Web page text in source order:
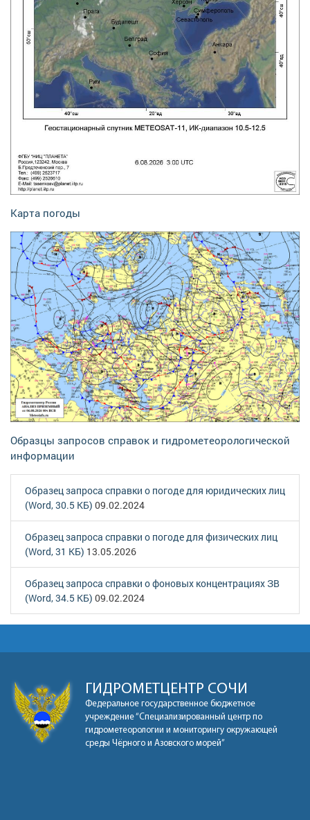
Карта погоды
Образцы запросов справок и гидрометеорологической
информации
Образец запроса справки о погоде для юридических лиц
(Word, 30.5 КБ) 09.02.2024
Образец запроса справки о погоде для физических лиц
(Word, 31 КБ) 13.05.2026
Образец запроса справки о фоновых концентрациях ЗВ
(Word, 34.5 КБ) 09.02.2024
ГИДРОМЕТЦЕНТР СОЧИ
Федеральное государственное бюджетное
учреждение “Специализированный центр по
гидрометеорологии и мониторингу окружающей
среды Чёрного и Азовского морей”